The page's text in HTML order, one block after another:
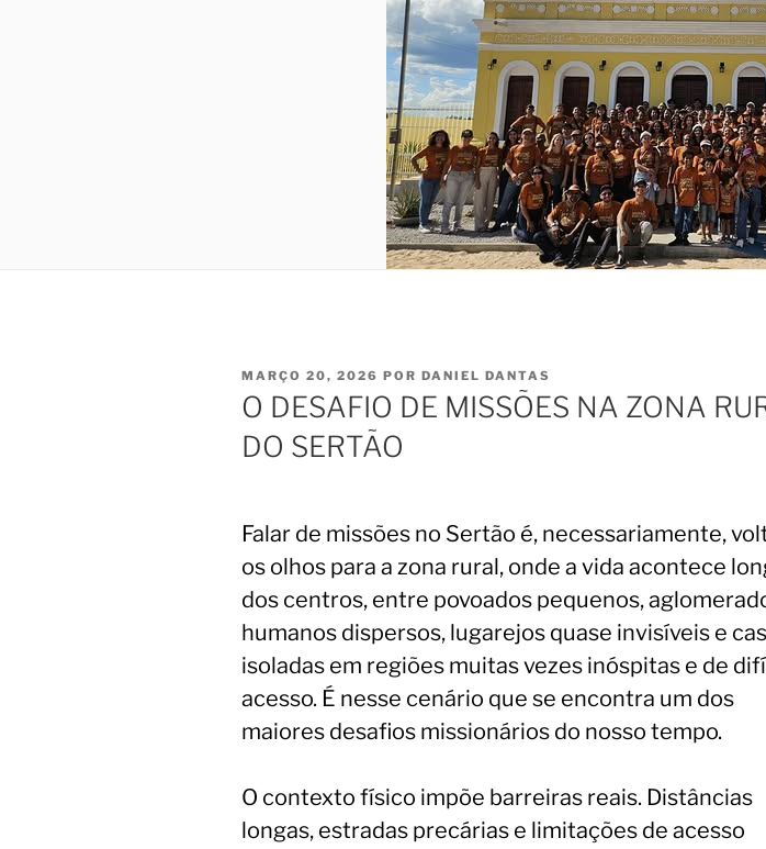
PUBLICADO
EM
MARÇO 20, 2026 POR DANIEL DANTAS
O DESAFIO DE MISSÕES NA ZONA
DO SERTÃO
Falar de missões no Sertão é, necessariamente,
os olhos para a zona rural, onde a vida acontece
dos centros, entre povoados pequenos,
humanos dispersos, lugarejos quase invisíveis e
isoladas em regiões muitas vezes inóspitas e de
acesso. É nesse cenário que se encontra um dos
maiores desafios missionários do nosso tempo.
O contexto físico impõe barreiras reais. Distâncias
longas, estradas precárias e limitações de acesso